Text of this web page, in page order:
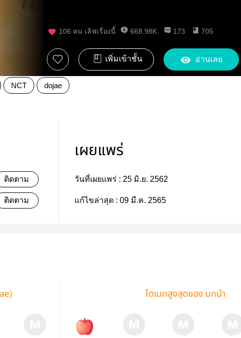
106 คน เลิฟเรื่องนี้ 668.98K 173 705
เพิ่มเข้าชั้น อ่านเลย
NCT dojae
ติดตาม
ติดตาม
เผยแพร่
วันที่เผยแพร่ : 25 มิ.ย. 2562
แก้ไขล่าสุด : 09 มี.ค. 2565
โดเนทสูงสุดของ บทนำ